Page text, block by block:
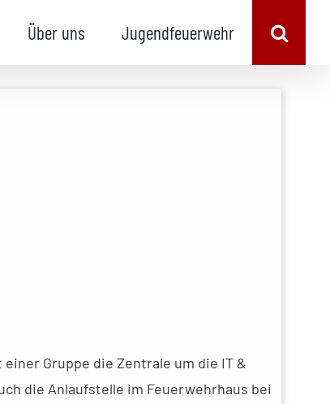
Über uns Jugendfeuerwehr
Gruppe die Zentrale um die IT &
die Anlaufstelle im Feuerwehrhaus bei